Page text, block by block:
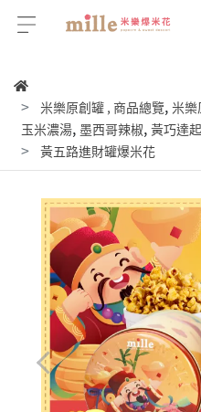
米樂原創罐 , 商品總覽, 米樂
玉米濃湯, 墨西哥辣椒, 黃巧達
黃五路進財罐爆米花